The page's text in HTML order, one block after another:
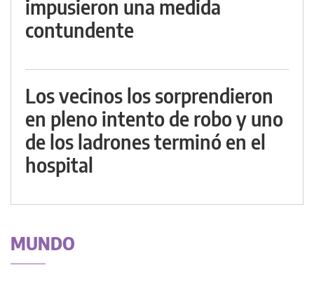
impusieron una medida
contundente
Los vecinos los sorprendieron
en pleno intento de robo y uno
de los ladrones terminó en el
hospital
MUNDO